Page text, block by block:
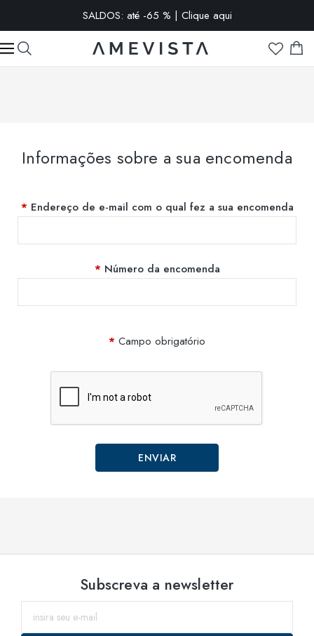
-10% extra em todos os óculos com lentes graduadas | Código:
VISION10
Informações sobre a sua encomenda
Endereço de e-mail com o qual fez a sua encomenda
Número da encomenda
Campo obrigatório
Subscreva a newsletter